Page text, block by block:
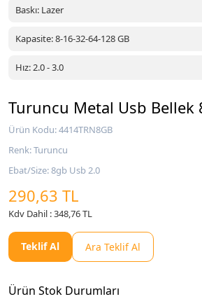
Baskı: Lazer
Kapasite: 8-16-32-64-128 GB
Hız: 2.0 - 3.0
Turuncu Metal Usb Bellek
Ürün Kodu: 4414TRN8GB
Renk: Turuncu
Ebat/Size: 8gb Usb 2.0
290,63 TL
Kdv Dahil : 348,76 TL
Teklif Al Ara Teklif Al
Ürün Stok Durumları